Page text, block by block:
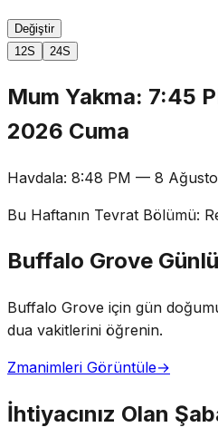
Değiştir
12S
24S
Mum Yakma: 7:45
2026 Cuma
Havdala: 8:48 PM — 8
Bu Haftanın Tevrat Bölümü:
Buffalo Grove
Buffalo Grove için gün
dua vakitlerini öğrenin.
Zmanimleri Görüntüle→
İhtiyacınız Olan